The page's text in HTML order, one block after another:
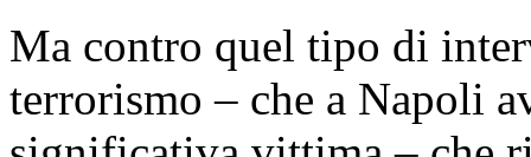
Ma contro quel tipo di
terrorismo – che a Napoli